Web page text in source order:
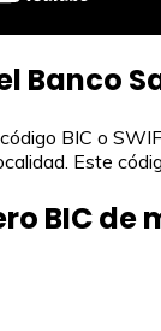
Banco
BIC o
Este
BIC